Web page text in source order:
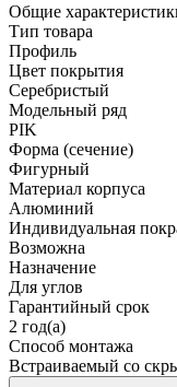
Общие
Тип товара
Профиль
Цвет покрытия
Серебристый
Модельный ряд
PIK
Форма (сечение)
Фигурный
Материал корпуса
Алюминий
Индивидуальная
Возможна
Назначение
Для углов
Гарантийный срок
2 год(а)
Способ монтажа
Встраиваемый со